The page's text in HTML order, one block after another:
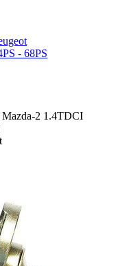
- 68PS
2 1.4TDCI